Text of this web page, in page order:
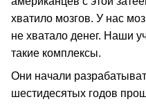
хватило мозгов. У нас
не хватало денег. Наши
такие комплексы.
Они начали
шестидесятых годов